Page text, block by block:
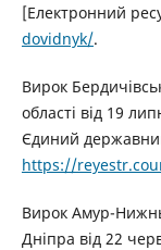
[Електронний
dovidnyk/.
Вирок
області від 19
Єдиний
https://
Вирок Амур-
Дніпра від 22